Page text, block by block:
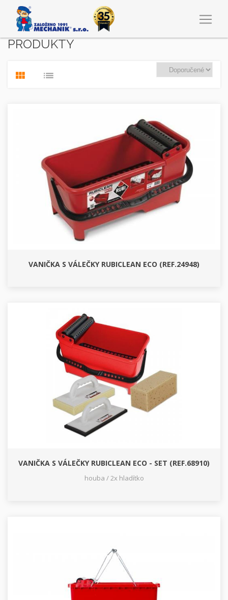
PRODUKTY
VANIČKA S VÁLEČKY RUBICLEAN ECO (REF.24948)
VANIČKA S VÁLEČKY RUBICLEAN ECO - SET (REF.68910)
houba / 2x hladítko